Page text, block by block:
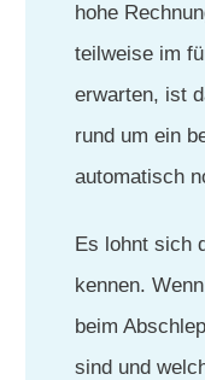
hohe
teilweise im
erwarten, ist
rund um ein
automatisch
Es lohnt sich
kennen.
beim
sind und